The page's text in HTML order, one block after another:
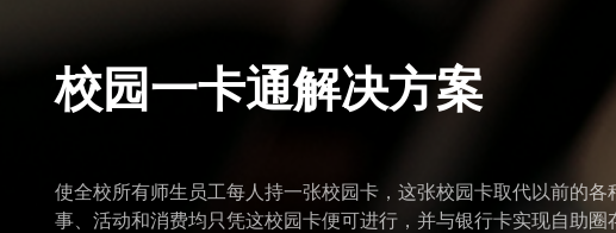
校园一卡通解决方案
使全校所有师生员工每人持一张校园卡，这张校园卡取代以前的
事、活动和消费均只凭这校园卡便可进行，并与银行卡实现自助圈